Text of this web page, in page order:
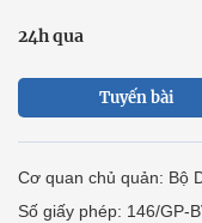
24h qua
Tuyến bài
Cơ quan chủ quản: Bộ
Số giấy phép: 146/GP-